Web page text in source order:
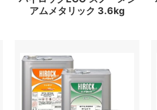
アムメタリック 3.6kg